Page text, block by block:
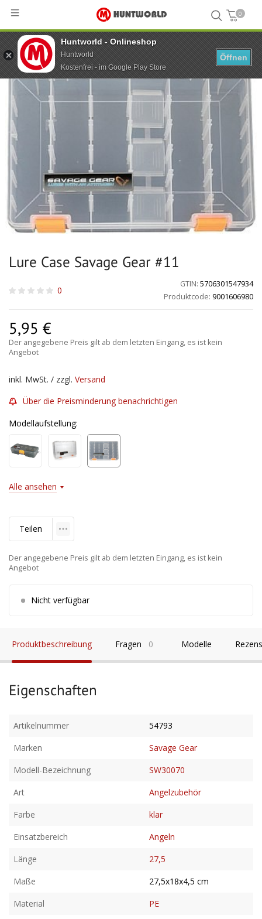
0
Hauptseite ... Lure Case Savage Gear #11
Lure Case Savage Gear #11
GTIN: 5706301547934
Produktcode: 9001606980
0
5,95 €
Der angegebene Preis gilt ab dem letzten Eingang, es ist kein
Angebot
inkl. MwSt. / zzgl. Versand
Über die Preisminderung benachrichtigen
Modellaufstellung:
Alle ansehen
Teilen
Der angegebene Preis gilt ab dem letzten Eingang, es ist kein
Angebot
Nicht verfügbar
Produktbeschreibung Fragen 0 Modelle
Eigenschaften
Artikelnummer
54793
Marken
Savage Gear
Modell-Bezeichnung
SW30070
Art
Angelzubehör
Farbe
klar
Einsatzbereich
Angeln
Länge
27,5
Maße
27,5x18x4,5 cm
Material
PE
Huntworld - Onlineshop
Huntworld
Kostenfrei - im Google Play Store
Öffnen